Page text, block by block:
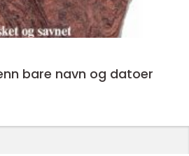
mer enn bare navn og datoer